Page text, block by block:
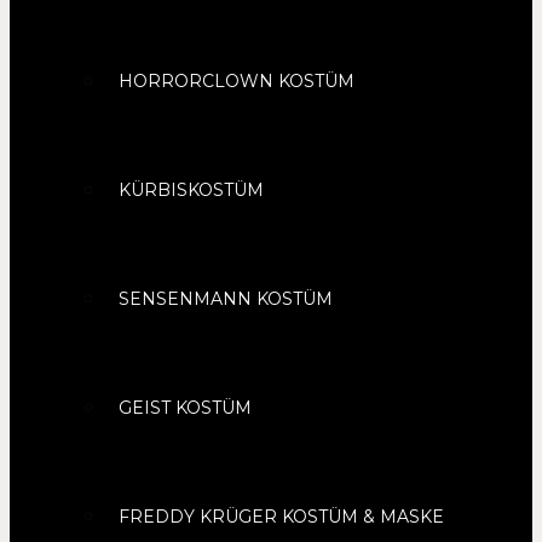
HORRORCLOWN KOSTÜM
KÜRBISKOSTÜM
SENSENMANN KOSTÜM
GEIST KOSTÜM
FREDDY KRÜGER KOSTÜM & MASKE